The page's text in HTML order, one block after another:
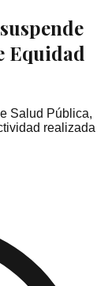
Equidad
Salud Pública,
realizada